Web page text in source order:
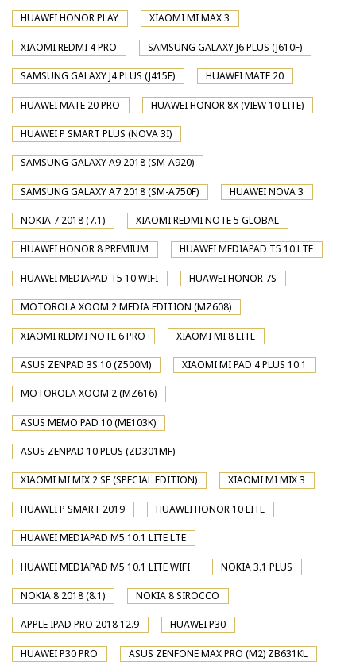
HUAWEI HONOR PLAY XIAOMI MI MAX 3
XIAOMI REDMI 4 PRO SAMSUNG GALAXY J6 PLUS (J610F)
SAMSUNG GALAXY J4 PLUS (J415F) HUAWEI MATE 20
HUAWEI MATE 20 PRO HUAWEI HONOR 8X (VIEW 10 LITE)
HUAWEI P SMART PLUS (NOVA 3I)
SAMSUNG GALAXY A9 2018 (SM-A920)
SAMSUNG GALAXY A7 2018 (SM-A750F) HUAWEI NOVA 3
NOKIA 7 2018 (7.1) XIAOMI REDMI NOTE 5 GLOBAL
HUAWEI HONOR 8 PREMIUM HUAWEI MEDIAPAD T5 10 LTE
HUAWEI MEDIAPAD T5 10 WIFI HUAWEI HONOR 7S
MOTOROLA XOOM 2 MEDIA EDITION (MZ608)
XIAOMI REDMI NOTE 6 PRO XIAOMI MI 8 LITE
ASUS ZENPAD 3S 10 (Z500M) XIAOMI MI PAD 4 PLUS 10.1
MOTOROLA XOOM 2 (MZ616)
ASUS MEMO PAD 10 (ME103K)
ASUS ZENPAD 10 PLUS (ZD301MF)
XIAOMI MI MIX 2 SE (SPECIAL EDITION) XIAOMI MI MIX 3
HUAWEI P SMART 2019 HUAWEI HONOR 10 LITE
HUAWEI MEDIAPAD M5 10.1 LITE LTE
HUAWEI MEDIAPAD M5 10.1 LITE WIFI NOKIA 3.1 PLUS
NOKIA 8 2018 (8.1) NOKIA 8 SIROCCO
APPLE IPAD PRO 2018 12.9 HUAWEI P30
HUAWEI P30 PRO ASUS ZENFONE MAX PRO (M2) ZB631KL